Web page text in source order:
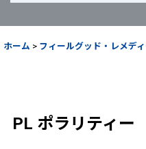
ホーム > フィールグッド・レメデ
PL ポラリティー